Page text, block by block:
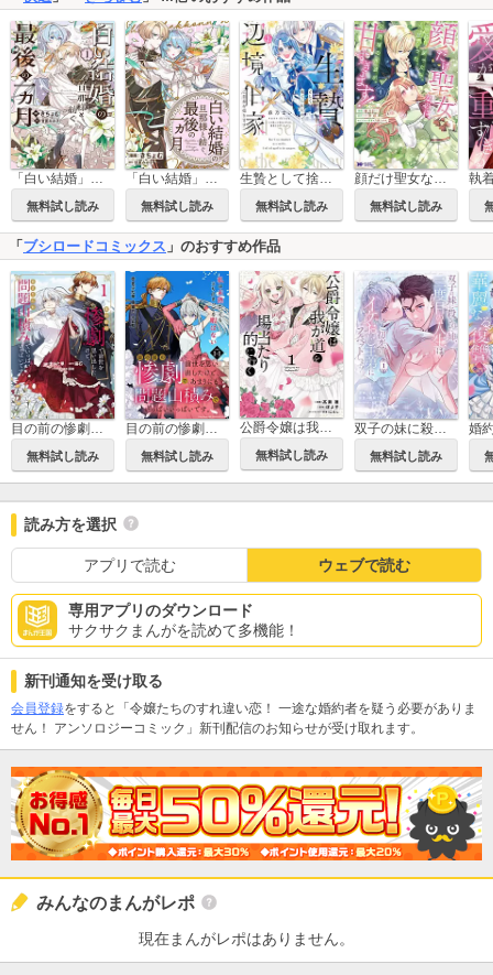
「白い結婚」の旦那様と紡ぐ、最後の一ヵ月
無料試し読み
「白い結婚」の旦那様と紡ぐ、最後の一ヵ月 【連載版】
無料試し読み
生贄として捨てられたので、辺境伯家に自分を売ります いつの間にか聖女と呼ばれ、溺愛されていました
無料試し読み
顔だけ聖女なのに、死に戻ったら冷酷だった公爵様の本音が甘すぎます！(コミック)
無料試し読み
「 ブシロードコミックス 」のおすすめ作品
目の前の惨劇で前世を思い出したけど、あまりにも問題山積みでいっぱいいっぱいです。
無料試し読み
目の前の惨劇で前世を思い出したけど、あまりにも問題山積みでいっぱいいっぱいです。 連載版
無料試し読み
公爵令嬢は我が道を場当たり的に行く
無料試し読み
双子の妹に殺された姉、二度目の人生は初恋のイケおじ王弟にフルベットします！
無料試し読み
読み方を選択
アプリで読む ウェブで読む
専用アプリのダウンロード
サクサクまんがを読めて多機能！
新刊通知を受け取る
会員登録をすると「令嬢たちのすれ違い恋！ 一途な婚約者を疑う必要がありま
せん！ アンソロジーコミック」新刊配信のお知らせが受け取れます。
みんなのまんがレポ
現在まんがレポはありません。